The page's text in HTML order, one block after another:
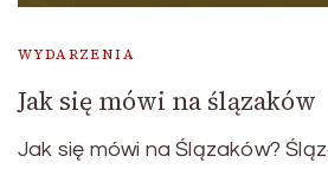
WYDARZENIA
Jak się mówi na ślązaków
Jak się mówi na Ślązaków?